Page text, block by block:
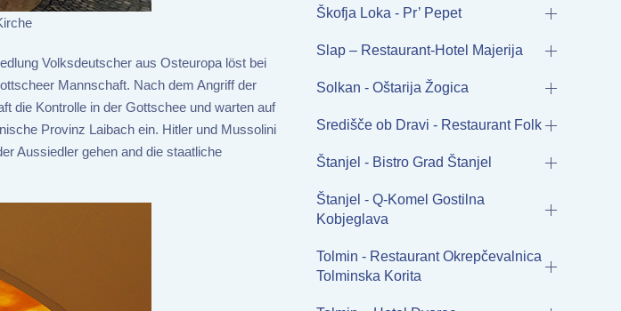
Volksdeutscher aus Osteuropa löst bei
Mannschaft. Nach dem Angriff der
die Kontrolle in der Gottschee und warten auf
Provinz Laibach ein. Hitler und Mussolini
Aussiedler gehen and die staatliche
Škofja Loka - Pr’ Pepet
Slap – Restaurant-Hotel Majerija
Solkan - Oštarija Žogica
Središče ob Dravi - Restaurant Folk
Štanjel - Bistro Grad Štanjel
Štanjel - Q-Komel Gostilna
Kobjeglava
Tolmin - Restaurant Okrepčevalnica
Tolminska Korita